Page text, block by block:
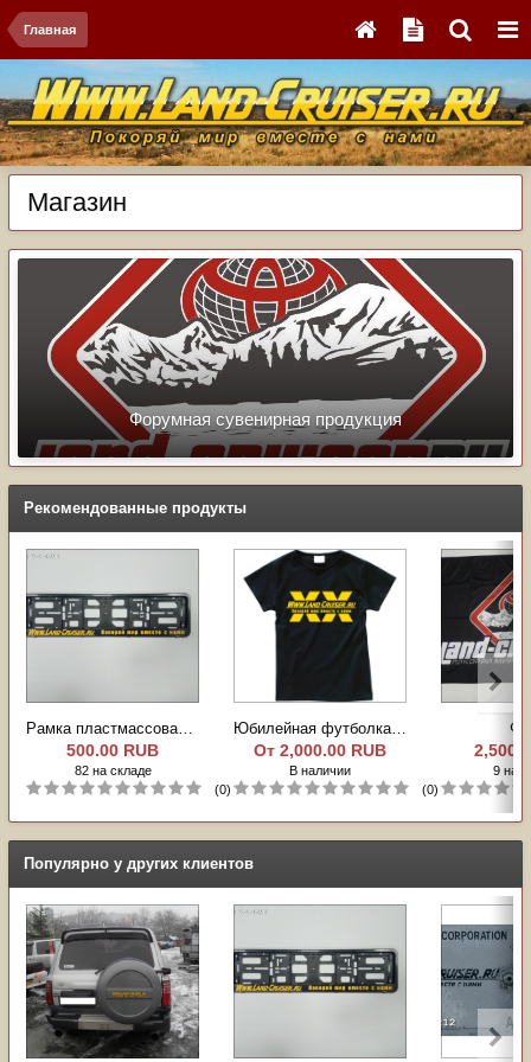
Главная
Магазин
Форумная сувенирная продукция
Рекомендованные продукты
Рамка пластмассовая под номер (книжка)
500.00 RUB
82 на складе
(0)
Юбилейная футболка (20 лет форуму)
От 2,000.00 RUB
В наличии
(0)
9 на
Популярно у других клиентов